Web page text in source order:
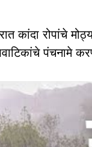
कांदा रोपांचे
पंचनामे